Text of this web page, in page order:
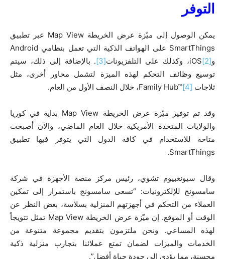
التوفر
يمكن الوصول إلى ميّزة عرض الخريطة Map View عبر تطبيق
SmartThings على الهواتف الذكية التي تعمل بنظامي Android
و[2] iOS، وكذلك على التلفزيونات [3]
. بالإضافة إلى ذلك، سيتم
توسيع وظائف التحكم لهذه الميزة لتشمل محاور أخرى، مثل
ثلاجات [4] Family Hub™‎، خلال النصف الأول من العام.
وقد تم توفير ميّزة عرض الخريطة Map View بداية في كوريا
والولايات المتحدة الأمريكية خلال العام الماضي، والآن أصبحت
متاحة للاستخدام في كافة الدول التي يتوفر فيها تطبيق
SmartThings.
وقال سيونغبيوم تشوي، رئيس مركز منصة الأجهزة في شركة
سامسونج للإلكترونيات: “تسعى سامسونج باستمرار إلى تمكين
العملاء من التحكم في أجهزتهم المنزلية بسلاسة، بغض النظر عن
الوقت أو الموقع. إن ميّزة عرض الخريطة Map View تمثل تتويجاً
لهذه المساعي. ونحن ملتزمون بتقديم مجموعة متنوعة من
الخدمات والميزات لضمان تمتع عملائنا بتجارب منزلية ذكية
محسنة، مما يؤدي إلى جودة حياة أفضل”.